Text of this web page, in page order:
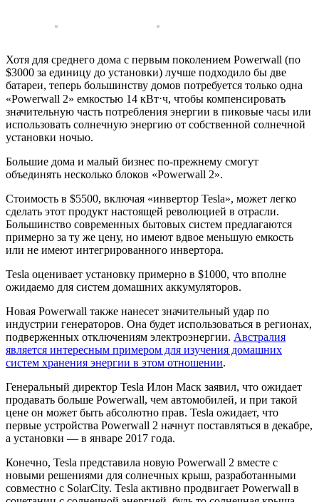
Хотя для среднего дома с первым поколением Powerwall (по
$3000 за единицу до установки) лучше подходило бы две
батареи, теперь большинству домов потребуется только одна
«Powerwall 2» емкостью 14 кВт⋅ч, чтобы компенсировать
значительную часть потребления энергии в пиковые часы или
использовать солнечную энергию от собственной солнечной
установки ночью.
Большие дома и малый бизнес по-прежнему смогут
объединять несколько блоков «Powerwall 2».
Стоимость в $5500, включая «инвертор Tesla», может легко
сделать этот продукт настоящей революцией в отрасли.
Большинство современных бытовых систем предлагаются
примерно за ту же цену, но имеют вдвое меньшую емкость
или не имеют интегрированного инвертора.
Tesla оценивает установку примерно в $1000, что вполне
ожидаемо для систем домашних аккумуляторов.
Новая Powerwall также нанесет значительный удар по
индустрии генераторов. Она будет использоваться в регионах,
подверженных отключениям электроэнергии. Австралия
является интересным примером для изучения домашних
систем хранения энергии в этом отношении.
Генеральный директор Tesla Илон Маск заявил, что ожидает
продавать больше Powerwall, чем автомобилей, и при такой
цене он может быть абсолютно прав. Tesla ожидает, что
первые устройства Powerwall 2 начнут поставляться в декабре,
а установки — в январе 2017 года.
Конечно, Tesla представила новую Powerwall 2 вместе с
новыми решениями для солнечных крыш, разработанными
совместно с SolarCity. Tesla активно продвигает Powerwall в